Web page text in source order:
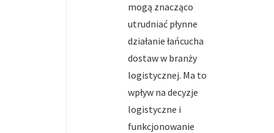
mogą znacząco
utrudniać płynne
działanie łańcucha
dostaw w branży
logistycznej. Ma to
wpływ na decyzje
logistyczne i
funkcjonowanie